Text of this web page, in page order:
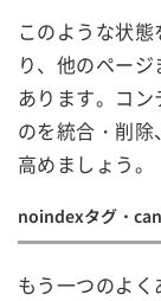
このような状
り、他のペー
あります。コ
のを統合・削
高めましょう。
noindexタグ・
もう一つのよ